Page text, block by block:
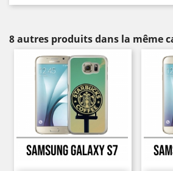
8 autres produits dans la même